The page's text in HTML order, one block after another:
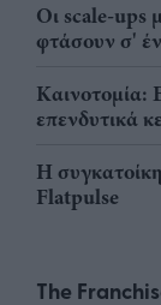
Οι scale-ups
φτάσουν σ'
Καινοτομία:
επενδυτικά
Η
Flatpulse
The